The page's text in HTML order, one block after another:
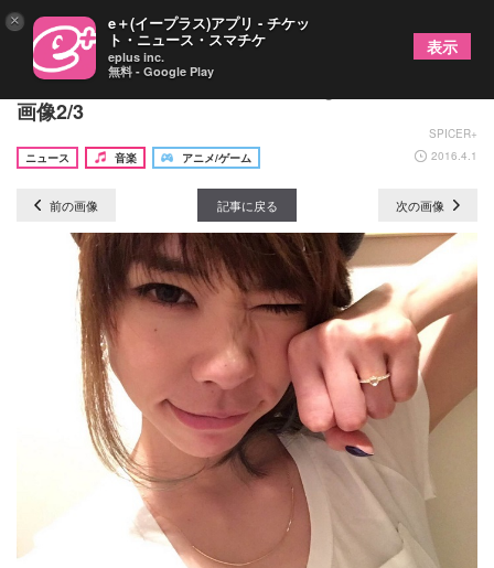
岸田教団&THE明星ロケッツ、ichigo結婚を発表の
画像2/3
SPICER+
ニュース
音楽 アニメ/ゲーム 2016.4.1
前の画像 記事に戻る 次の画像
× e＋(イープラス)アプリ - チケッ
ト・ニュース・スマチケ
eplus inc.
無料 - Google Play
表示